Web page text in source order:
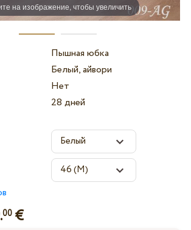
на изображение, чтобы увеличить
Пышная юбка
Белый, айвори
Нет
28 дней
00€